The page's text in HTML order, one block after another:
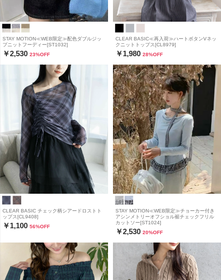
STAY MOTION≪WEB限定≫配色ダブルジッ
プニットフーディー[ST1032]
￥2,530 23%OFF
CLEAR BASIC≪再入荷≫ハートボタンVネッ
クニットトップス[CL8979]
￥1,980 28%OFF
CLEAR BASIC チェック柄シアードロストト
ップス[CL9408]
￥1,100 56%OFF
STAY MOTION≪WEB限定≫チョーカー付き
アシンメトリーオフショル裾チェックフリル
カットソー[ST1024]
￥2,530 20%OFF